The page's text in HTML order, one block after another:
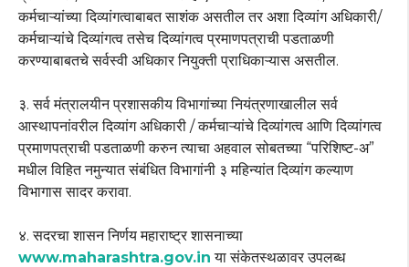
कर्मचाऱ्यांच्या दिव्यांगत्वाबाबत साशंक असतील तर अशा दिव्यांग अधिकारी/
कर्मचाऱ्यांचे दिव्यांगत्व तसेच दिव्यांगत्व प्रमाणपत्राची पडताळणी
करण्याबाबतचे सर्वस्वी अधिकार नियुक्ती प्राधिकाऱ्यास असतील.
३. सर्व मंत्रालयीन प्रशासकीय विभागांच्या नियंत्रणाखालील सर्व
आस्थापनांवरील दिव्यांग अधिकारी / कर्मचाऱ्यांचे दिव्यांगत्व आणि दिव्यांगत्व
प्रमाणपत्राची पडताळणी करुन त्याचा अहवाल सोबतच्या “परिशिष्ट-अ”
मधील विहित नमुन्यात संबंधित विभागांनी ३ महिन्यांत दिव्यांग कल्याण
विभागास सादर करावा.
४. सदरचा शासन निर्णय महाराष्ट्र शासनाच्या
www.maharashtra.gov.in या संकेतस्थळावर उपलब्ध